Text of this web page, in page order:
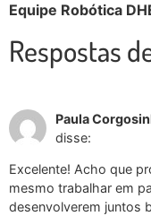
Equipe Robótica
Respostas
Paula
disse:
Excelente! Acho que
mesmo trabalhar em
desenvolverem juntos